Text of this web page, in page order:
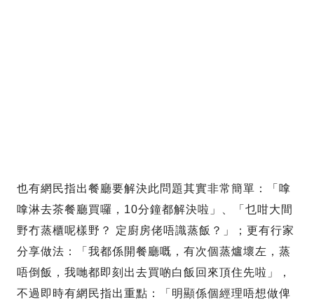
也有網民指出餐廳要解決此問題其實非常簡單：「嗱
嗱淋去茶餐廳買囉，10分鐘都解決啦」、「乜咁大間
野冇蒸櫃呢樣野？ 定廚房佬唔識蒸飯？」；更有行家
分享做法：「我都係開餐廳嘅，有次個蒸爐壞左，蒸
唔倒飯，我哋都即刻出去買啲白飯回來頂住先啦」，
不過即時有網民指出重點：「明顯係個經理唔想做俾